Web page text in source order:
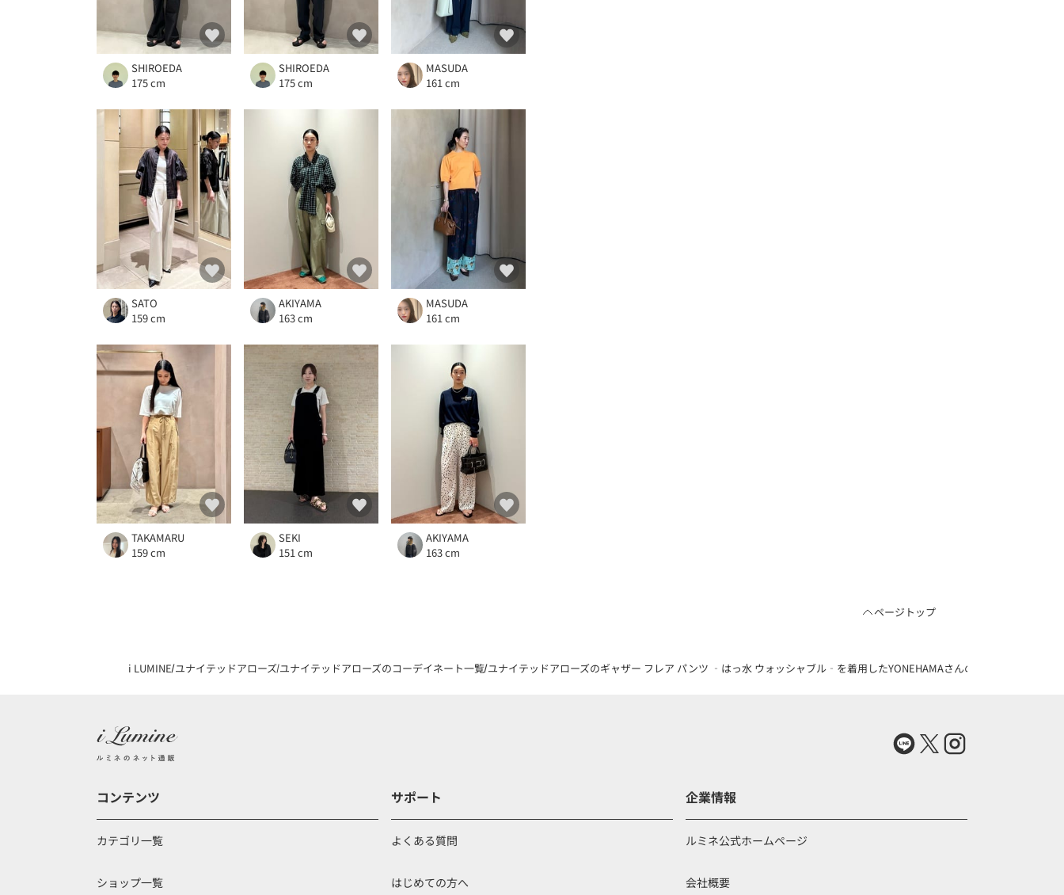
SHIROEDA
175 cm
SHIROEDA
175 cm
MASUDA
161 cm
SATO
159 cm
AKIYAMA
163 cm
MASUDA
161 cm
TAKAMARU
159 cm
SEKI
151 cm
AKIYAMA
163 cm
ページトップ
i LUMINE ユナイテッドアローズ ユナイテッドアローズのコーデイネート一覧ユナイテッドアローズのギャザー フレア パンツ ‐はっ水 ウォッシャブル‐を着用したYONEHAMAさんのコーディネート（
コンテンツ
カテゴリ一覧
ショップ一覧
サポート
よくある質問
はじめての方へ
企業情報
ルミネ公式ホームページ
会社概要